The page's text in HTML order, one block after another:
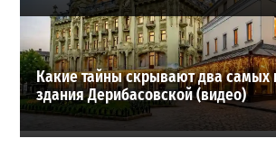
Какие тайны скрывают два самых
здания Дерибасовской (видео)